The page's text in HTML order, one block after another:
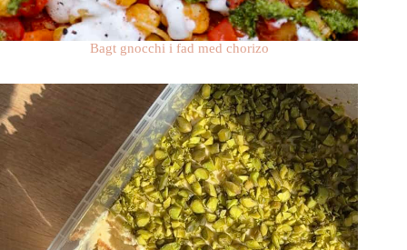
Bagt gnocchi i fad med chorizo